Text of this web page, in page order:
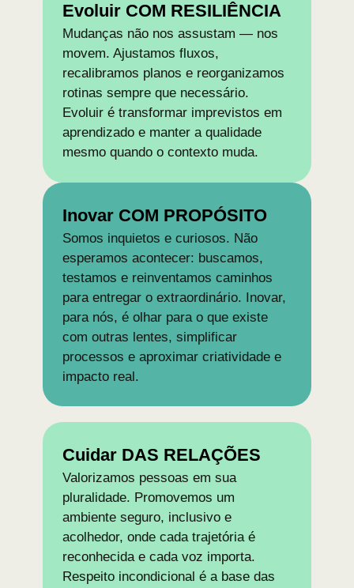
Evoluir COM RESILIÊNCIA
Mudanças não nos assustam — nos
movem. Ajustamos fluxos,
recalibramos planos e reorganizamos
rotinas sempre que necessário.
Evoluir é transformar imprevistos em
aprendizado e manter a qualidade
mesmo quando o contexto muda.
Inovar COM PROPÓSITO
Somos inquietos e curiosos. Não
esperamos acontecer: buscamos,
testamos e reinventamos caminhos
para entregar o extraordinário. Inovar,
para nós, é olhar para o que existe
com outras lentes, simplificar
processos e aproximar criatividade e
impacto real.
Cuidar DAS RELAÇÕES
Valorizamos pessoas em sua
pluralidade. Promovemos um
ambiente seguro, inclusivo e
acolhedor, onde cada trajetória é
reconhecida e cada voz importa.
Respeito incondicional é a base das